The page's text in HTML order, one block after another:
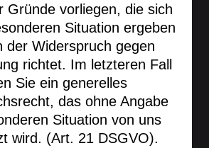
Gründe vorliegen, die sich
Situation ergeben
der Widerspruch gegen
richtet. Im letzteren Fall
Sie ein generelles
das ohne Angabe
Situation von uns
wird. (Art. 21 DSGVO).